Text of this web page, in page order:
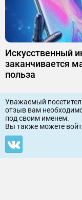
Искусственный
заканчивается
польза
Уважаемый
отзыв вам
под своим именем.
Вы также можете